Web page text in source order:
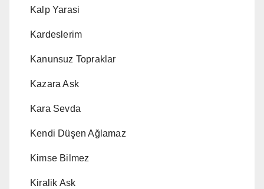
Kalp Yarasi
Kardeslerim
Kanunsuz Topraklar
Kazara Ask
Kara Sevda
Kendi Düşen Ağlamaz
Kimse Bilmez
Kiralik Ask